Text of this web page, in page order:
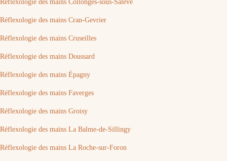
Réflexologie des mains Collonges-sous-Salève
Réflexologie des mains Cran-Gevrier
Réflexologie des mains Cruseilles
Réflexologie des mains Doussard
Réflexologie des mains Épagny
Réflexologie des mains Faverges
Réflexologie des mains Groisy
Réflexologie des mains La Balme-de-Sillingy
Réflexologie des mains La Roche-sur-Foron